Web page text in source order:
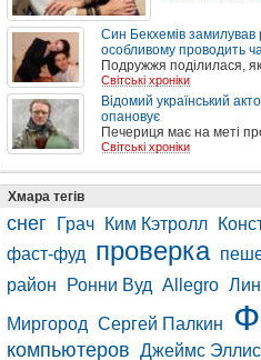
Син Бекхемів
особливому проводить
Подружжя поділилася,
Світські хроніки
Відомий український
опановує
Печериця має на меті
Світські хроніки
Хмара тегів
снег Грач Ким Кэтролл
фаст-фуд
проверка
район
Ронни Вуд Allegro
Миргород Сергей Палкин
компьютеров Джеймс